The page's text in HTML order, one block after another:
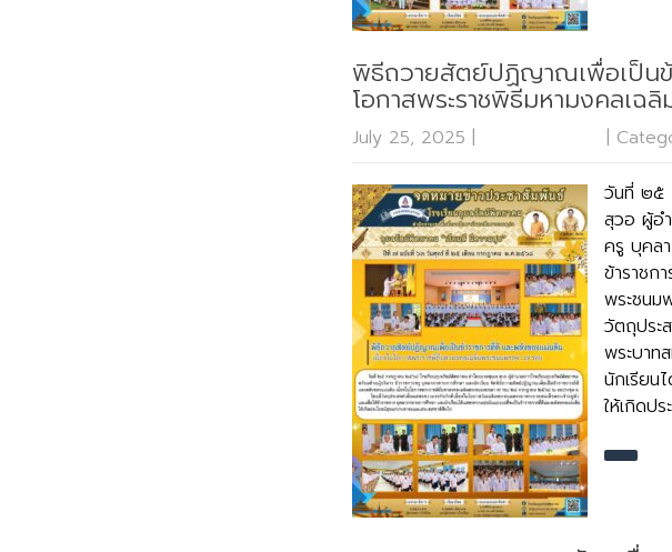
พิธีถวายสัตย์ปฏิญาณเพื่อเป็นข้
โอกาสพระราชพิธีมหามงคลเฉ
July 25, 2025 | |
วันที่ ๒๕
สุวอ ผู้อ
ครู บุคล
ข้าราชก
พระชน
วัตถุประ
พระบาท
นักเรียน
ให้เกิดป